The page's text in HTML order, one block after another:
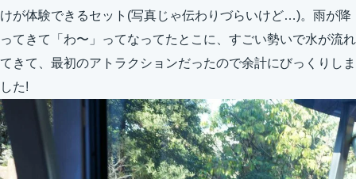
けが体験できるセット(写真じゃ伝わりづらいけど…)。雨が降
ってきて「わ〜」ってなってたとこに、すごい勢いで水が流れ
てきて、最初のアトラクションだったので余計にびっくりしま
した!